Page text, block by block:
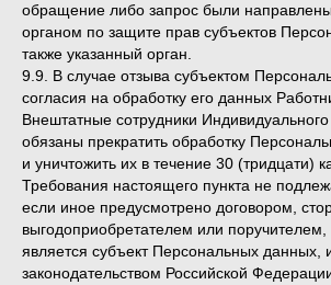
обращение либо запрос были
органом по защите прав субъектов
также указанный орган.
9.9. В случае отзыва субъектом
согласия на обработку его данных
Внештатные сотрудники
обязаны прекратить обработку
и уничтожить их в течение 30 (тридцати)
Требования настоящего пункта не
если иное предусмотрено договором,
выгодоприобретателем или поручителем,
является субъект Персональных
законодательством Российской